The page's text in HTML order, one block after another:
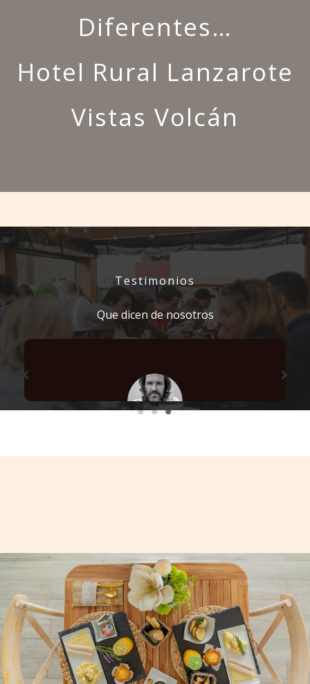
Diferentes…
Hotel Rural Lanzarote
Vistas Volcán
Testimonios
Que dicen de nosotros
Lindo sitio con un personal muy amable y
nuestras mañanas. El desayuno es servido en
la mesa individualmente y es copioso: pedí
menos cantidad después del primer día
Super recomiendo la estancia ahí!
GABRIELA
Booking.com